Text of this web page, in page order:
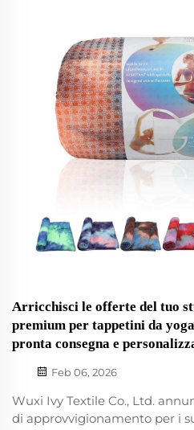
Progettato per palestre,
programmi promozionali
Arricchisci le offerte del tuo
premium per tappetini da
pronta consegna e
Feb 06, 2026
Wuxi Ivy Textile Co., Ltd.
di approvvigionamento per i